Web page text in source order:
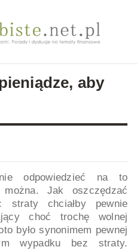
aby
odpowiedzieć na to
Jak oszczędzać
straty chciałby pewnie
choć trochę wolnej
było synonimem pewnej
wypadku bez straty.